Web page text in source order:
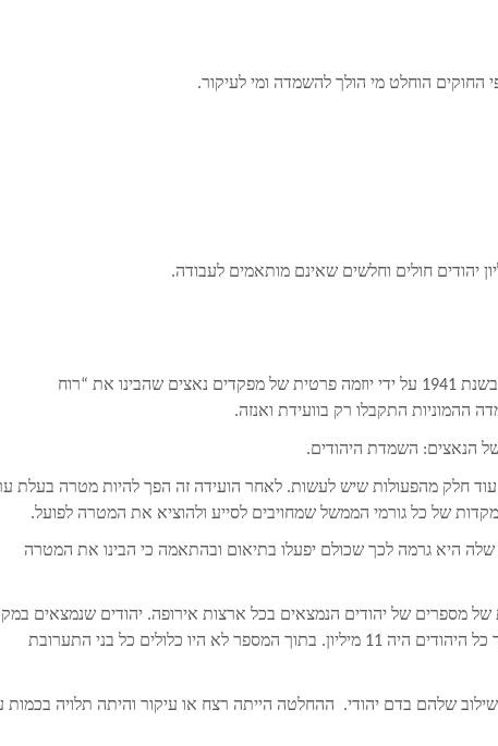
החוקים הוחלט מי הולך להשמדה ומי לעיקור.
– כפי שלמדנו ההשמדה ההמונית התחילה כבר בשנת 1941 על ידי יוזמה פרטית של מפקדים נאצים שהבינו את “רוח
ההמוניות התקבלו רק בוועידת ואנזה.
הנאצים: השמדת היהודים.
חלק מהפעולות שיש לעשות. לאחר הועידה זה הפך להיות מטרה בעלת
של כל גורמי הממשל שמחויבים לסייע ולהוציא את המטרה לפועל.
שלה היא גרמה לכך שכולם יפעלו בתיאום ובהתאמה כי הבינו את המטרה
של מספרים של יהודים הנמצאים בכל ארצות אירופה. יהודים שנמצאים
הכיבוש ויהודים שנמצאים במקומות שגרמניה ייעדה לכבוש. סך כל היהודים היה 11 מיליון. בתוך המספר לא היו כלולים כל בני התערובת
שלהם בדם יהודי. ההחלטה הייתה רצח או עיקור והיתה תלויה בכמות